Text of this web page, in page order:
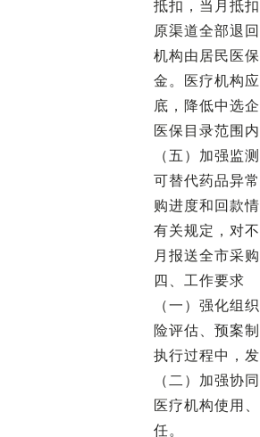
抵扣，当月抵
原渠道全部退
机构由居民医
金。医疗机构
底，降低中选
医保目录范围
（五）加强监
可替代药品异
购进度和回款
有关规定，对
月报送全市采
四、工作要求
（一）强化组
险评估、预案
执行过程中，
（二）加强协
医疗机构使用
任。